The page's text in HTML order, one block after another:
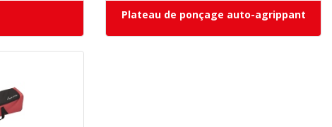
Plateau de ponçage auto-agrippant